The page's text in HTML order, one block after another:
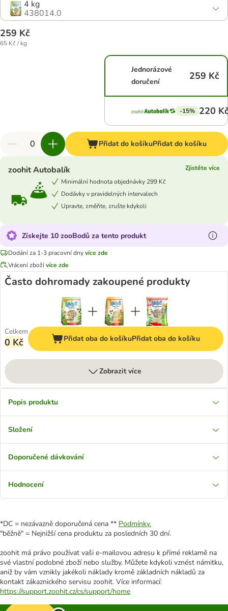
4 kg
438014.0
259 Kč
65 Kč / kg
Jednorázové
doručení
259 Kč
-15% 220
Přidat do košíkuPřidat do košíku
zoohit Autobalík
Zjistěte více
Minimální hodnota objednávky 299 Kč
Dodávky v pravidelných intervalech
Upravte, změňte, zrušte kdykoli
Získejte 10 zooBodů za tento produkt
Dodání za 1-3 pracovní dnyvíce zde
Vrácení zbožívíce zde
Často dohromady zakoupené produkty
Celkem
0 Kč Přidat oba do košíkuPřidat oba do košíku
Zobrazit více
Popis produktu
Složení
Doporučené dávkování
Hodnocení
*DC = nezávazně doporučená cena ** Podmínky.
"běžně" = Nejnižší cena produktu za posledních 30 dní.
zoohit má právo používat vaši e-mailovou adresu k přímé reklamě na
své vlastní podobné zboží nebo služby. Můžete kdykoli vznést námitku,
aniž by vám vznikly jakékoli náklady kromě základních nákladů za
kontakt zákaznického servisu zoohit. Více informací:
https://support.zoohit.cz/cs/support/home